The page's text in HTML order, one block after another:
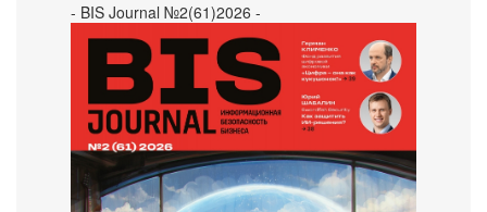
- BIS Journal №2(61)2026 -